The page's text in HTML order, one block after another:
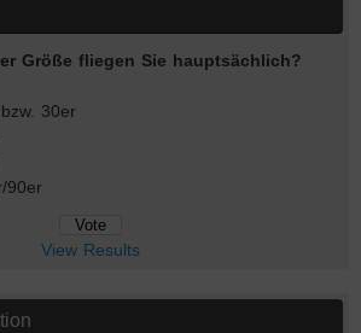
Größe fliegen Sie hauptsächlich?
30er
90er
View Results